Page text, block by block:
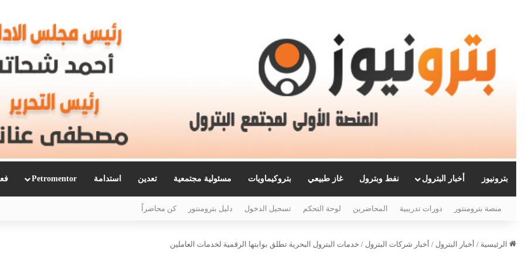
بترونيوز أخبار البترول نفط وبترول غاز طبيعي بتروكيماويات مسئولية مجتمعية تعدين استدامة Petromentor
منصة بترومنتور دورات تدريبية المحاضرين لوحة التحكم تسجيل الدخول دليل بترومنتور كن محاضراً
الرئيسية / أخبار البترول / أخبار شركات البترول / خدمات البترول البحرية تطلق بوابتها الرقمية لخدمات العاملين